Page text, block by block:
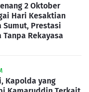
2 Oktober
Hari Kesaktian
Sumut, Prestasi
Tanpa Rekayasa
Kapolda yang